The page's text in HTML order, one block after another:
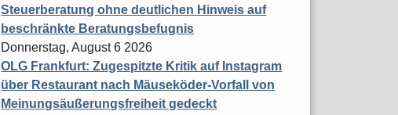
Steuerberatung ohne deutlichen Hinweis auf
beschränkte Beratungsbefugnis
Donnerstag, August 6 2026
OLG Frankfurt: Zugespitzte Kritik auf Instagram
über Restaurant nach Mäuseköder-Vorfall von
Meinungsäußerungsfreiheit gedeckt